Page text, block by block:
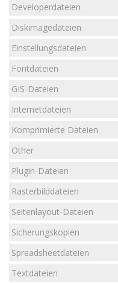
Developerdateien
Diskimagedateien
Einstellungsdateien
Fontdateien
GIS-Dateien
Internetdateien
Komprimierte Dateien
Other
Plugin-Dateien
Rasterbilddateien
Seitenlayout-Dateien
Sicherungskopien
Spreadsheetdateien
Textdateien